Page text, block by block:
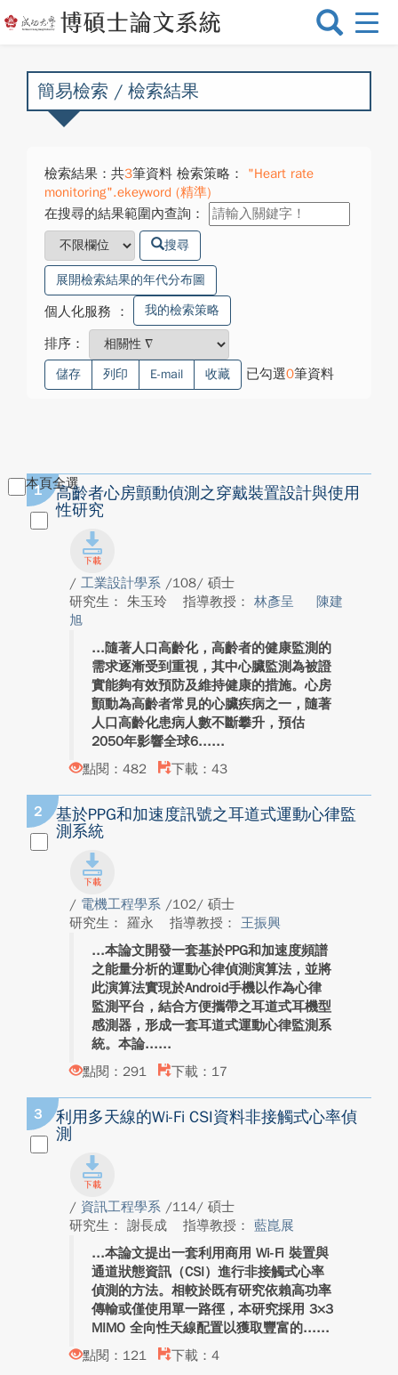
選
換
簡易檢索 / 檢索結果
檢索結果：共3筆資料 檢索策略：
"Heart rate
monitoring".ekeyword (精準)
在搜尋的結果範圍內查詢：
搜尋
展開檢索結果的年代分布圖
個人化服務 ： 我的檢索策略
排序：
儲存 列印 E-mail 收藏 已勾選0筆資料
本頁全選
1
高齡者心房顫動偵測之穿戴裝置設計與使用
性研究
/ 工業設計學系 /108/ 碩士
研究生： 朱玉玲
指導教授： 林彥呈
陳建
旭
隨著人口高齡化，高齡者的健康監測的
需求逐漸受到重視，其中心臟監測為被證
實能夠有效預防及維持健康的措施。心房
顫動為高齡者常見的心臟疾病之一，隨著
人口高齡化患病人數不斷攀升，預估
2050年影響全球6...
點閱：482
下載：43
2
基於PPG和加速度訊號之耳道式運動心律監
測系統
/ 電機工程學系 /102/ 碩士
研究生： 羅永
指導教授： 王振興
本論文開發一套基於PPG和加速度頻譜
之能量分析的運動心律偵測演算法，並將
此演算法實現於Android手機以作為心律
監測平台，結合方便攜帶之耳道式耳機型
感測器，形成一套耳道式運動心律監測系
統。本論...
點閱：291
下載：17
3
利用多天線的Wi-Fi CSI資料非接觸式心率偵
測
/ 資訊工程學系 /114/ 碩士
研究生： 謝長成
指導教授： 藍崑展
本論文提出一套利用商用 Wi-Fi 裝置與
通道狀態資訊（CSI）進行非接觸式心率
偵測的方法。相較於既有研究依賴高功率
傳輸或僅使用單一路徑，本研究採用 3×3
MIMO 全向性天線配置以獲取豐富的...
點閱：121
下載：4